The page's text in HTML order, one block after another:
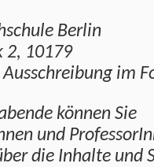
Berlin
2, 10179
im
können Sie
und
die Inhalte und